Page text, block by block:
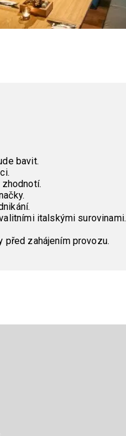
bavit.
italskými surovinami.
před zahájením provozu.